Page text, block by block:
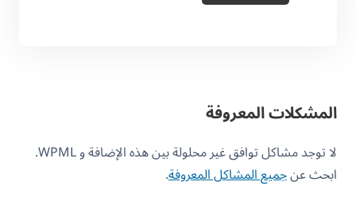
المشكلات المعروفة
لا توجد مشاكل توافق غير محلولة بين هذه الإضافة و WPML.
ابحث عنجميع المشاكل المعروفة.